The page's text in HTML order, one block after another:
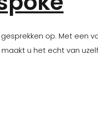
op. Met een
u het echt van